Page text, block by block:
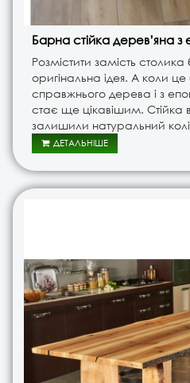
Барна стійка дерев’яна
Розмістити замість
оригінальна ідея. А коли
справжнього дерева і з
стає ще цікавішим. Стійка
залишили натуральний
всю роботу лаком. Барна
прикріплена до стіни і з..
ДЕТАЛЬНІШЕ